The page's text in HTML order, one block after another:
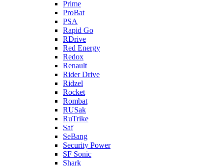
Prime
ProBat
PSA
Rapid Go
RDrive
Red Energy
Redox
Renault
Rider Drive
Ridzel
Rocket
Rombat
RUSak
RuTrike
Saf
SeBang
Security Power
SF Sonic
Shark